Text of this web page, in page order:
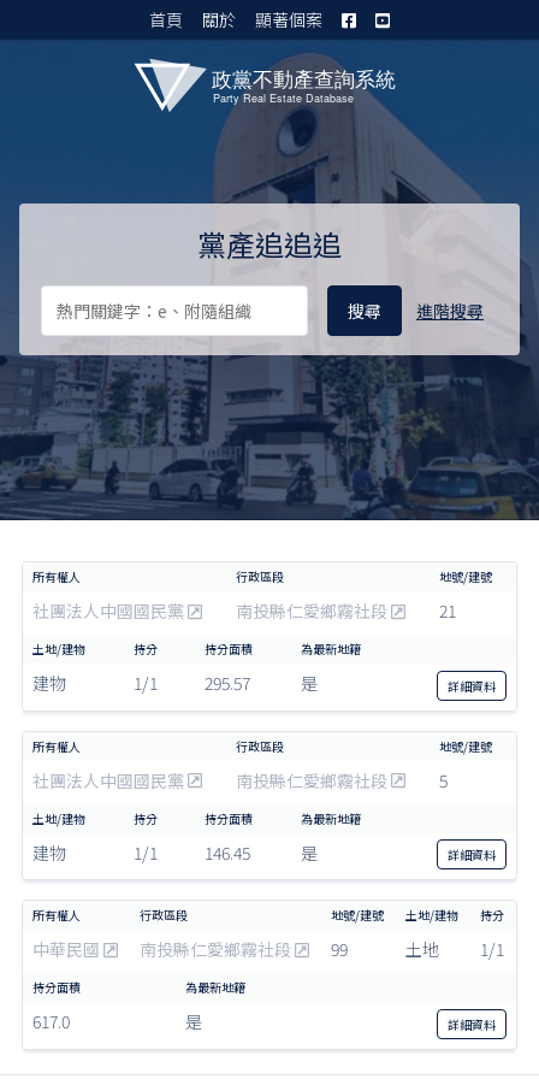
首頁 關於 顯著個案
黨產追追追
進階搜尋
社團法人中國國民黨 南投縣仁愛鄉霧社段 21
建物 1/1 295.57 是 詳細資料
社團法人中國國民黨 南投縣仁愛鄉霧社段 5
建物 1/1 146.45 是 詳細資料
中華民國 南投縣仁愛鄉霧社段 99 土地 1/1
617.0 是 詳細資料